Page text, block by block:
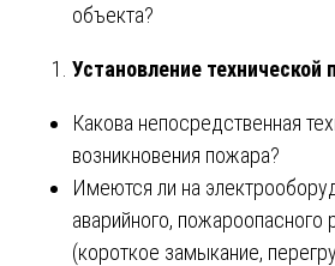
объекта?
Установление
Какова непосредственная
возникновения пожара?
Имеются ли на
аварийного,
(короткое замыкание,